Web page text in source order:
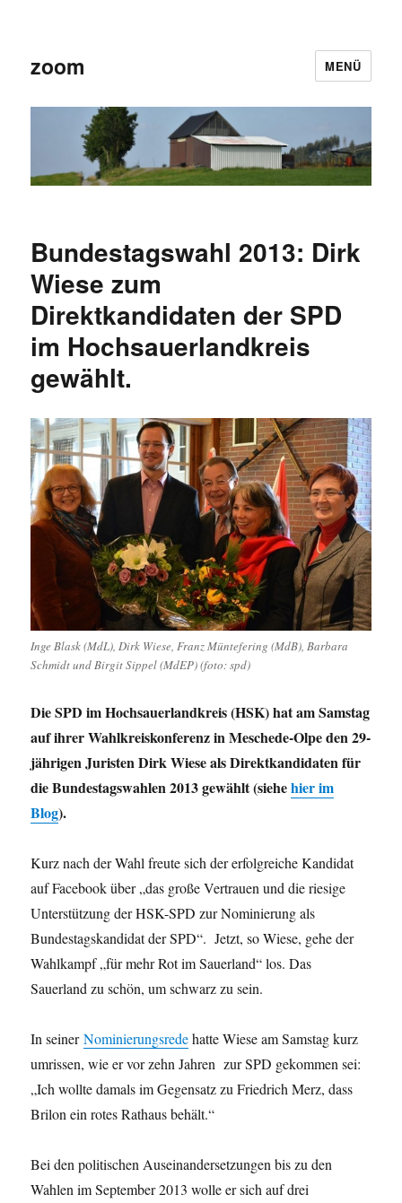
zoom MENÜ
Bundestagswahl 2013: Dirk
Wiese zum
Direktkandidaten der SPD
im Hochsauerlandkreis
gewählt.
Inge Blask (MdL), Dirk Wiese, Franz Müntefering (MdB), Barbara
Schmidt und Birgit Sippel (MdEP) (foto: spd)
Die SPD im Hochsauerlandkreis (HSK) hat am Samstag
auf ihrer Wahlkreiskonferenz in Meschede-Olpe den 29-
jährigen Juristen Dirk Wiese als Direktkandidaten für
die Bundestagswahlen 2013 gewählt (siehehier im
Blog).
Kurz nach der Wahl freute sich der erfolgreiche Kandidat
auf Facebooküber „das große Vertrauen und die riesige
Unterstützung der HSK-SPD zur Nominierung als
Bundestagskandidat der SPD“. Jetzt, so Wiese, gehe der
Wahlkampf„für mehr Rot im Sauerland“los. Das
Sauerland zu schön, um schwarz zu sein.
In seinerNominierungsredehatte Wiese am Samstag kurz
umrissen, wie er vor zehn Jahren zur SPD gekommen sei:
„Ich wollte damals im Gegensatz zu Friedrich Merz, dass
Brilon ein rotes Rathaus behält.“
Bei den politischen Auseinandersetzungen bis zu den
Wahlen im September 2013 wolle er sich auf drei